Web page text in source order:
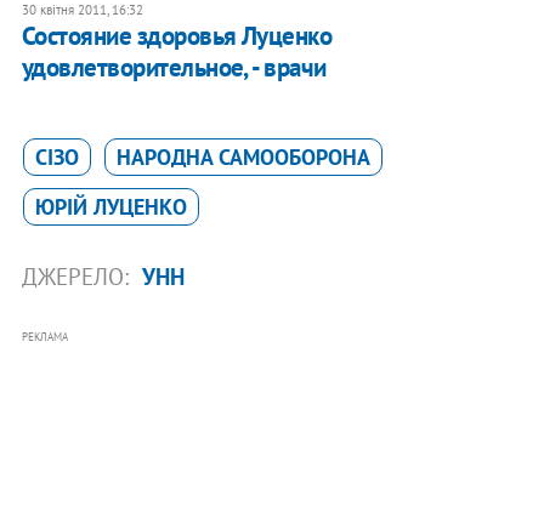
30 квітня 2011, 16:32
Состояние здоровья Луценко
удовлетворительное, - врачи
СІЗО
НАРОДНА САМООБОРОНА
ЮРІЙ ЛУЦЕНКО
ДЖЕРЕЛО: УНН
РЕКЛАМА